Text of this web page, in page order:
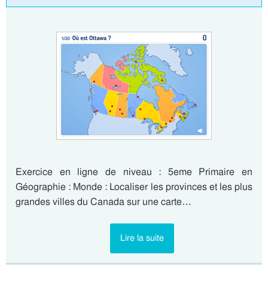
Exercice en ligne de niveau : 5eme Primaire en
Géographie : Monde : Localiser les provinces et les plus
grandes villes du Canada sur une carte…
Lire la suite